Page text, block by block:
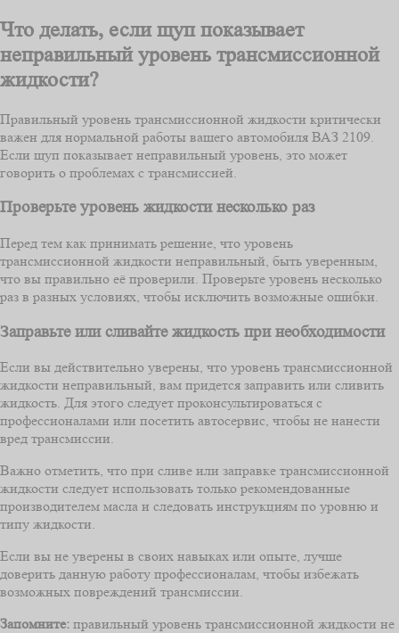
Что делать, если щуп показывает
неправильный уровень трансмиссионной
жидкости?
Правильный уровень трансмиссионной жидкости критически
важен для нормальной работы вашего автомобиля ВАЗ 2109.
Если щуп показывает неправильный уровень, это может
говорить о проблемах с трансмиссией.
Проверьте уровень жидкости несколько раз
Перед тем как принимать решение, что уровень
трансмиссионной жидкости неправильный, быть уверенным,
что вы правильно её проверили. Проверьте уровень несколько
раз в разных условиях, чтобы исключить возможные ошибки.
Заправьте или сливайте жидкость при необходимости
Если вы действительно уверены, что уровень трансмиссионной
жидкости неправильный, вам придется заправить или сливить
жидкость. Для этого следует проконсультироваться с
профессионалами или посетить автосервис, чтобы не нанести
вред трансмиссии.
Важно отметить, что при сливе или заправке трансмиссионной
жидкости следует использовать только рекомендованные
производителем масла и следовать инструкциям по уровню и
типу жидкости.
Если вы не уверены в своих навыках или опыте, лучше
доверить данную работу профессионалам, чтобы избежать
возможных повреждений трансмиссии.
Запомните: правильный уровень трансмиссионной жидкости не